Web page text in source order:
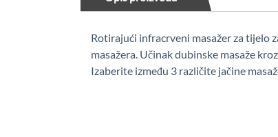
Rotirajući infracrveni masažer za tijelo
masažera. Učinak dubinske masaže
Izaberite između 3 različite jačine